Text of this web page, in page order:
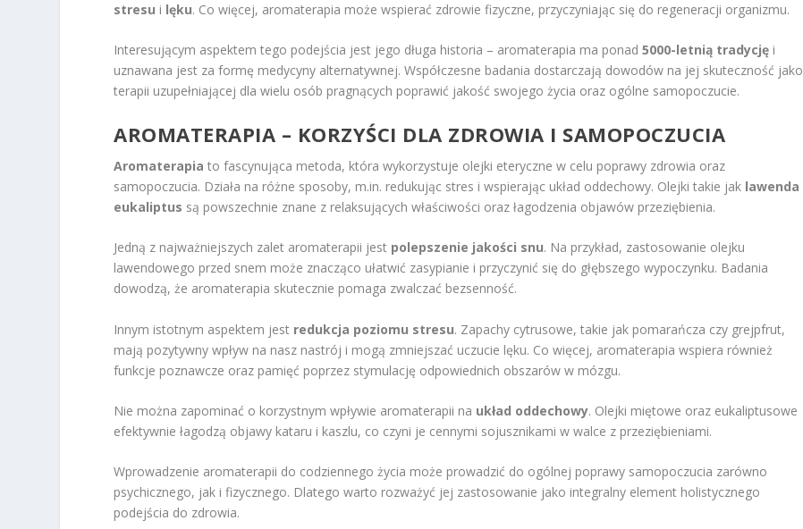
stresu i lęku. Co więcej, aromaterapia może wspierać zdrowie fizyczne, przyczyniając się do regeneracji organizmu.
Interesującym aspektem tego podejścia jest jego długa historia – aromaterapia ma ponad5000-letnią tradycję i
uznawana jest za formę medycyny alternatywnej. Współczesne badania dostarczają dowodów na jej skuteczność jako
terapii uzupełniającej dla wielu osób pragnących poprawić jakość swojego życia oraz ogólne samopoczucie.
AROMATERAPIA – KORZYŚCI DLA ZDROWIA I SAMOPOCZUCIA
Aromaterapia to fascynująca metoda, która wykorzystuje olejki eteryczne w celu poprawy zdrowia oraz
samopoczucia. Działa na różne sposoby, m.in. redukując stres i wspierając układ oddechowy. Olejki takie jak lawenda
eukaliptus są powszechnie znane z relaksujących właściwości oraz łagodzenia objawów przeziębienia.
Jedną z najważniejszych zalet aromaterapii jest polepszenie jakości snu. Na przykład, zastosowanie olejku
lawendowego przed snem może znacząco ułatwić zasypianie i przyczynić się do głębszego wypoczynku. Badania
dowodzą, że aromaterapia skutecznie pomaga zwalczać bezsenność.
Innym istotnym aspektem jest redukcja poziomu stresu. Zapachy cytrusowe, takie jak pomarańcza czy grejpfrut,
mają pozytywny wpływ na nasz nastrój i mogą zmniejszać uczucie lęku. Co więcej, aromaterapia wspiera również
funkcje poznawcze oraz pamięć poprzez stymulację odpowiednich obszarów w mózgu.
Nie można zapominać o korzystnym wpływie aromaterapii na układ oddechowy. Olejki miętowe oraz eukaliptusowe
efektywnie łagodzą objawy kataru i kaszlu, co czyni je cennymi sojusznikami w walce z przeziębieniami.
Wprowadzenie aromaterapii do codziennego życia może prowadzić do ogólnej poprawy samopoczucia zarówno
psychicznego, jak i fizycznego. Dlatego warto rozważyć jej zastosowanie jako integralny element holistycznego
podejścia do zdrowia.